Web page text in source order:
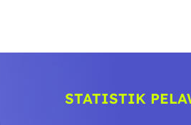
STATISTIK